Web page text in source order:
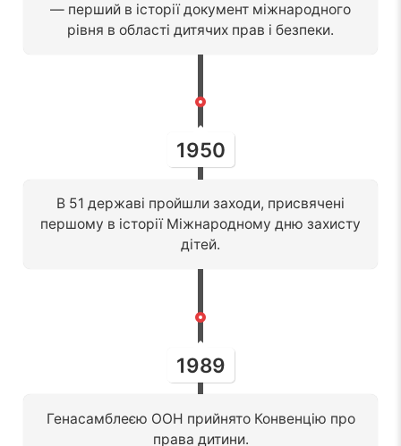
— перший в історії документ міжнародного
рівня в області дитячих прав і безпеки.
1950
В 51 державі пройшли заходи, присвячені
першому в історії Міжнародному дню захисту
дітей.
1989
Генасамблеєю ООН прийнято Конвенцію про
права дитини.